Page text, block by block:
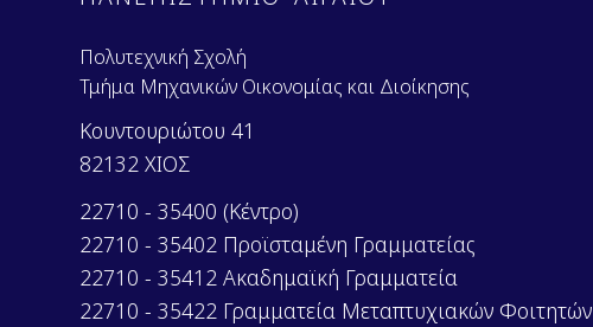
Πολυτεχνική Σχολή
Τμήμα Μηχανικών Οικονομίας και Διοίκησης
Κουντουριώτου 41
82132 ΧΙΟΣ
22710 - 35400 (Κέντρο)
22710 - 35402 Προϊσταμένη Γραμματείας
22710 - 35412 Ακαδημαϊκή Γραμματεία
22710 - 35422 Γραμματεία Μεταπτυχιακών Φοιτητών